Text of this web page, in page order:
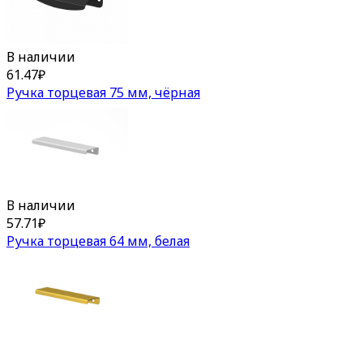
В наличии
61.47₽
Ручка торцевая 75 мм, чёрная
В наличии
57.71₽
Ручка торцевая 64 мм, белая